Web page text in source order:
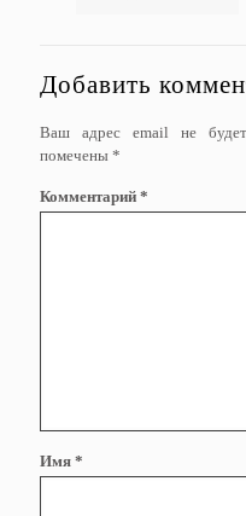
Добавить
Ваш адрес email не будет
помечены *
Комментарий *
Имя *